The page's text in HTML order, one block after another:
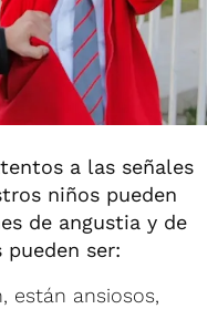
a las señales
niños pueden
de angustia y de
ser:
están ansiosos,